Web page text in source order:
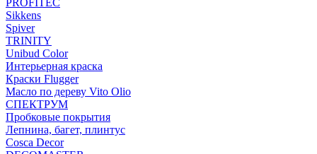
Sikkens
Spiver
TRINITY
Unibud Color
Интерьерная краска
Краски Flugger
Масло по дереву Vito Olio
СПЕКТРУМ
Пробковые покрытия
Лепнина, багет, плинтус
Cosca Decor